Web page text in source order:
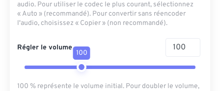
audio. Pour utiliser le codec le plus courant, sélectionnez
« Auto » (recommandé). Pour convertir sans réencoder
l'audio, choisissez « Copier » (non recommandé).
Régler le volume
100
100 % représente le volume initial. Pour doubler le volume,